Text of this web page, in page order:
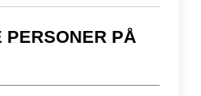
PERSONER PÅ